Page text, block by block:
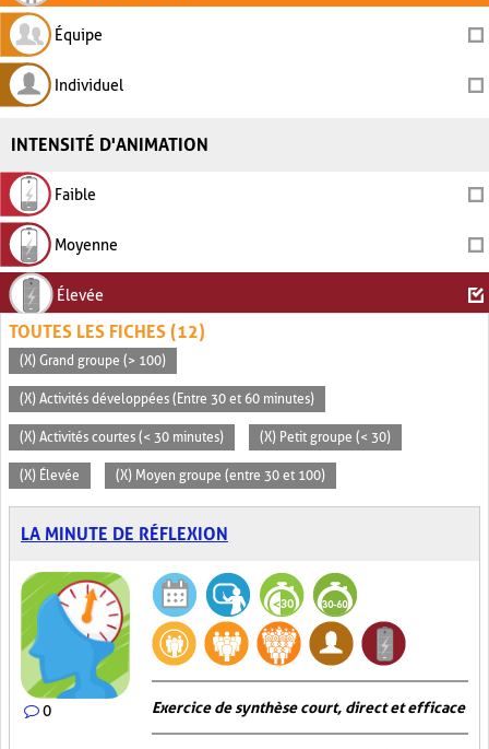
Équipe
Individuel
INTENSITÉ D'ANIMATION
Faible
Moyenne
Élevée
TOUTES LES FICHES (12)
(X) Grand groupe (> 100)
(X) Activités développées (Entre 30 et 60 minutes)
(X) Activités courtes (< 30 minutes) (X) Petit groupe (< 30)
(X) Élevée (X) Moyen groupe (entre 30 et 100)
LA MINUTE DE RÉFLEXION
0 Exercice de synthèse court, direct et efficace